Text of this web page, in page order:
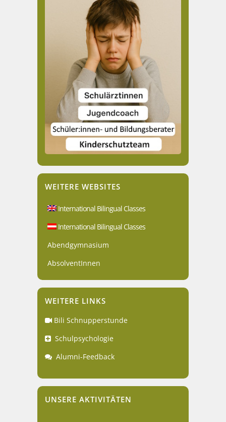
WEITERE WEBSITES
International Bilingual Classes
International Bilingual Classes
Abendgymnasium
AbsolventInnen
WEITERE LINKS
Bili Schnupperstunde
Schulpsychologie
Alumni-Feedback
UNSERE AKTIVITÄTEN